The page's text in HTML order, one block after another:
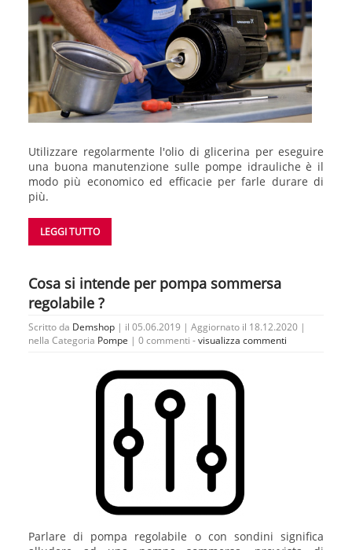
Utilizzare regolarmente l'olio di glicerina per eseguire
una buona manutenzione sulle pompe idrauliche è il
modo più economico ed efficacie per farle durare di
più.
LEGGI TUTTO
Cosa si intende per pompa sommersa
regolabile ?
Scritto da Demshop | il 05.06.2019 | Aggiornato il 18.12.2020 |
nella Categoria Pompe | 0 commenti -visualizza commenti
Parlare di pompa regolabile o con sondini significa